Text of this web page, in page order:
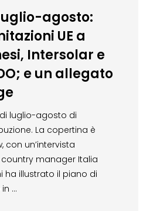
agosto:
UE a
Intersolar e
e un allegato
luglio-agosto di
La copertina è
con un’intervista
manager Italia
ha illustrato il piano di
…